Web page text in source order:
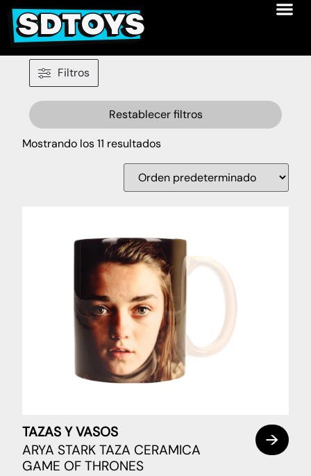
Filtros
Restablecer filtros
Mostrando los 11 resultados
TAZAS Y VASOS
ARYA STARK TAZA CERAMICA
GAME OF THRONES